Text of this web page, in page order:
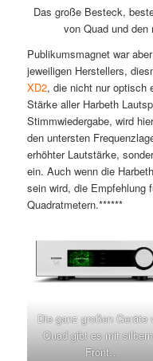
Das große Besteck,
von Quad und
Publikumsmagnet war
jeweiligen Herstellers,
XD2, die nicht nur optisch
Stärke aller Harbeth
Stimmwiedergabe, wird
den untersten
erhöhter Lautstärke,
ein. Auch wenn die
sein wird, die Empfehlung
Quadratmetern.******
Die ganz großen Geräte
Quad gibt es mit
Front…